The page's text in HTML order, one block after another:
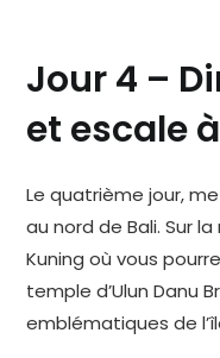
Jour 4 –
et escale
Le quatrième jour,
au nord de Bali. Sur
Kuning où vous
temple d’Ulun Danu
emblématiques de